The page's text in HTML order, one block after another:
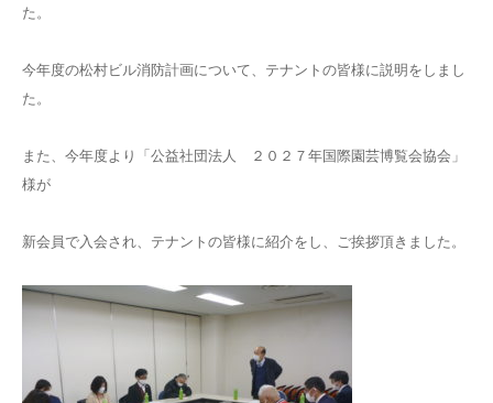
た。
今年度の松村ビル消防計画について、テナントの皆様に説明をしまし
た。
また、今年度より「公益社団法人 ２０２７年国際園芸博覧会協会」
様が
新会員で入会され、テナントの皆様に紹介をし、ご挨拶頂きました。